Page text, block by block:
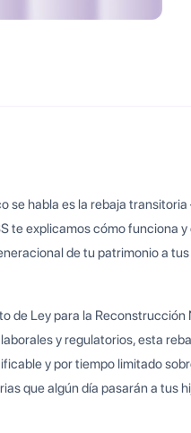
se habla es la rebaja
te explicamos cómo funciona
de tu patrimonio a
de Ley para la Reconstrucción
y regulatorios, esta
y por tiempo limitado
que algún día pasarán a tus